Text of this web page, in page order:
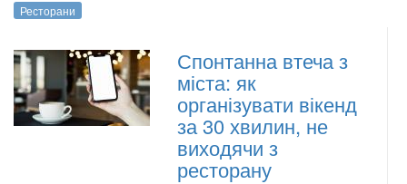
Ресторани
Спонтанна втеча з
міста: як
організувати вікенд
за 30 хвилин, не
виходячи з
ресторану